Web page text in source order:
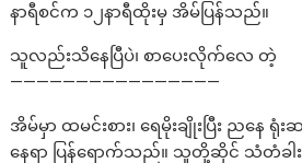
နာရီစင်က ၁၂နာရီထိုးမှ အိမ်ပြန်သည်။
သူလည်းသိနေပြီပဲ၊ စာပေးလိုက်လေ တဲ့
————————————————
အိမ်မှာ ထမင်းစား၊ ရေမိုးချိုးပြီး ညနေ ရုံ
နေရာ ပြန်ရောက်သည်။ သူတို့ဆိုင် သံတံခါးက